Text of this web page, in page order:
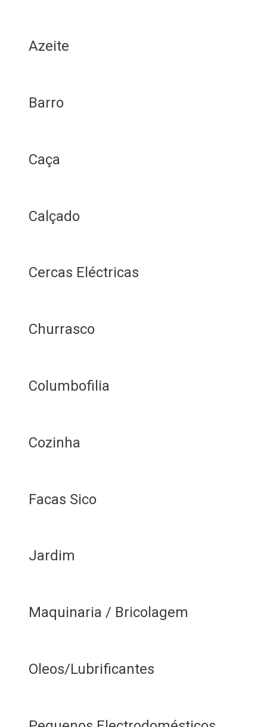
Azeite
Barro
Caça
Calçado
Cercas Eléctricas
Churrasco
Columbofilia
Cozinha
Facas Sico
Jardim
Maquinaria / Bricolagem
Oleos/Lubrificantes